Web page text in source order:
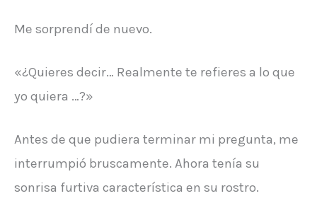
Me sorprendí de nuevo.
«¿Quieres decir… Realmente te refieres a lo que
yo quiera …?»
Antes de que pudiera terminar mi pregunta, me
interrumpió bruscamente. Ahora tenía su
sonrisa furtiva característica en su rostro.